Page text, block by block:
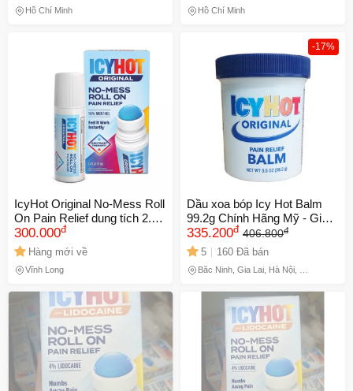
Hồ Chí Minh Hồ Chí Minh
IcyHot Original No-Mess Roll
On Pain Relief dung tích 2.5 fl
oz (73 ml).
300.000đ
Hàng mới về
Vĩnh Long
-17%
Dầu xoa bóp Icy Hot Balm
99.2g Chính Hãng Mỹ - Giảm
Đau Nhức Hiệu Quả, Hỗ Trợ
Người Thể Thao với Hương
Bạc Hà Tươi Mát
335.200đ 406.800đ
5 160 Đã bán
Bắc Ninh, Gia Lai, Hà Nội, Hồ